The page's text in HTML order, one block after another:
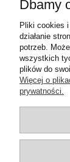
Dbamy
Pliki cookies
działanie
potrzeb.
wszystkich
plików do
Więcej o
prywatności.